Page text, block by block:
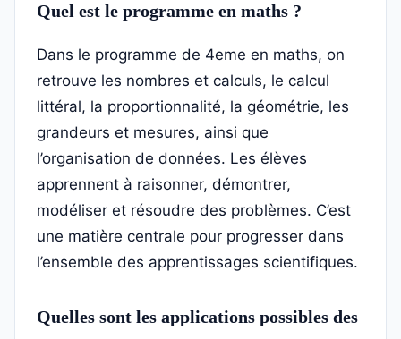
Quel est le programme en maths ?
Dans le programme de 4eme en maths, on
retrouve les nombres et calculs, le calcul
littéral, la proportionnalité, la géométrie, les
grandeurs et mesures, ainsi que
l’organisation de données. Les élèves
apprennent à raisonner, démontrer,
modéliser et résoudre des problèmes. C’est
une matière centrale pour progresser dans
l’ensemble des apprentissages scientifiques.
Quelles sont les applications possibles des